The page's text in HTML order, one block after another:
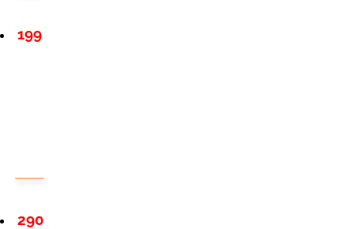
199
290